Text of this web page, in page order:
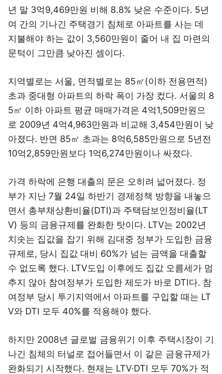
년 말 3억9,469만원 비해 8.8% 낮은 수준이다. 5년
여 간의 기나긴 주택경기 침체로 아파트를 사는 데
지불해야 하는 값이 3,560만원이 줄어 내 집 마련의
문턱이 그만큼 낮아진 셈이다.
지역별로는 서울, 면적별로는 85㎡(이하 전용면적)
초과 중대형 아파트의 하락 폭이 가장 컸다. 서울의 8
5㎡ 이하 아파트 평균 매매가격은 4억1,509만원으
로 2009년 4억4,963만원과 비교해 3,454만원이 낮
아졌다. 반면 85㎡ 초과는 8억6,585만원으로 5년전
10억2,859만원보다 1억6,274만원이나 싸졌다.
가격 하락에 은행 대출의 문은 오히려 넓어졌다. 정
부가 지난 7월 24일 하반기 경제정책 방향을 내놓으
면서 총부채상환비율(DTI)과 주택담보인정비율(LT
V) 등의 금융규제를 완화한 탓이다. LTV는 2002년
치솟는 집값을 잡기 위해 김대중 정부가 도입한 금융
규제로, 당시 집값 대비 60%가 넘는 금액을 대출할
수 없도록 했다. LTV도입 이후에도 집값 오름세가 멈
추지 않아 참여정부가 도입한 제도가 바로 DTI다. 참
여정부 당시 투기지역에서 아파트를 구입할 때는 LT
V와 DTI 모두 40%를 적용해야 했다.
하지만 2008년 글로벌 금융위기 이후 주택시장이 기
나긴 침체의 터널로 접어들면서 이 같은 금융규제가
완화되기 시작했다. 현재는 LTV·DTI 모두 70%가 적